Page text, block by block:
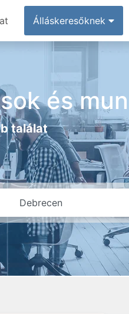
Álláskeresőknek
és
találat